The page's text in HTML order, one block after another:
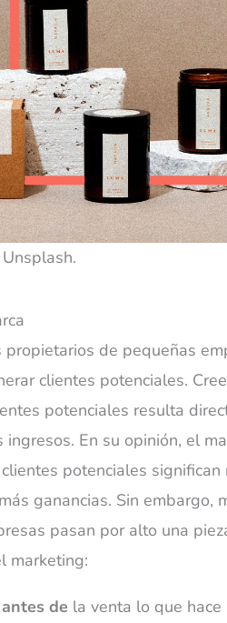
propietarios de pequeñas
clientes potenciales.
potenciales resulta
ingresos. En su opinión, el
potenciales significan
ganancias. Sin embargo,
pasan por alto una
marketing:
antes de la venta lo que hace